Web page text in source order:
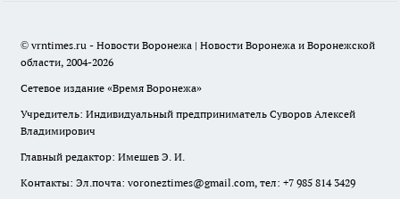
© vrntimes.ru - Новости Воронежа | Новости Воронежа и Воронежской
области, 2004-2026
Сетевое издание «Время Воронежа»
Учредитель: Индивидуальный предприниматель Суворов Алексей
Владимирович
Главный редактор: Имешев Э. И.
Контакты: Эл.почта: voroneztimes@gmail.com, тел: +7 985 814 3429